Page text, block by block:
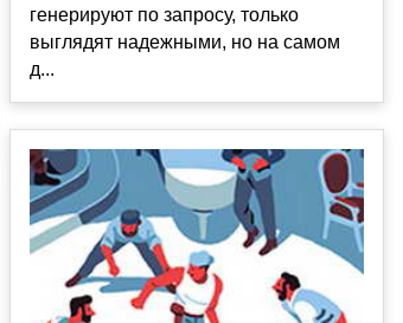
генерируют по запросу, только
выглядят надежными, но на самом
д...